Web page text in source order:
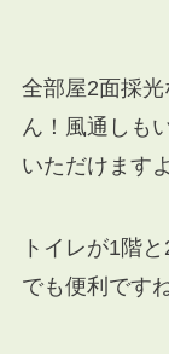
全部屋2面採
ん！風通しも
いただけます
トイレが1階
でも便利です